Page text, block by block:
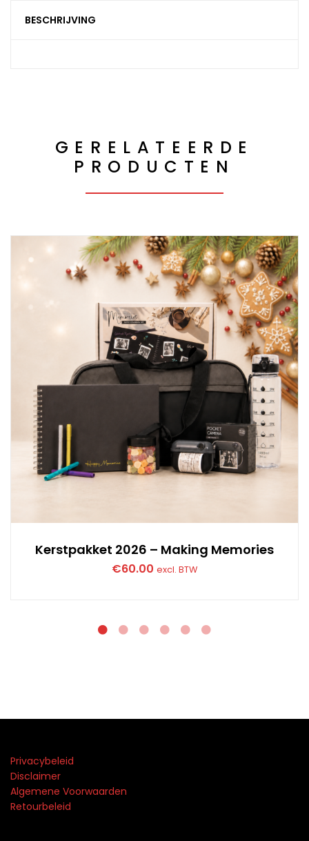
BESCHRIJVING
GERELATEERDE
PRODUCTEN
Kerstpakket 2026 – Making Memories
€60.00 excl. BTW
Privacybeleid
Disclaimer
Algemene Voorwaarden
Retourbeleid